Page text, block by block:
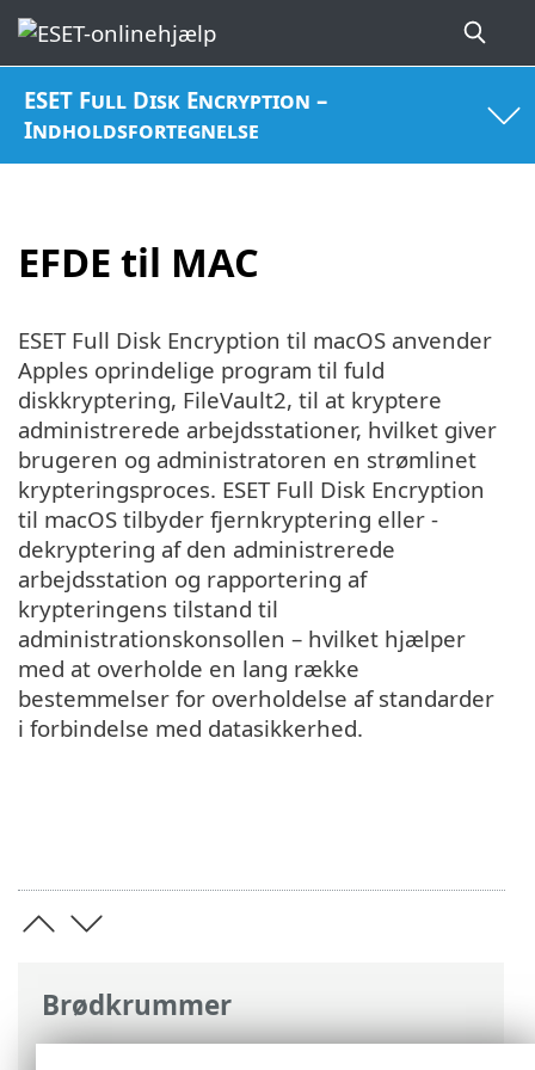
ESET Full Disk Encryption –
Indholdsfortegnelse
EFDE til MAC
Brødkrummer
ESET-onlinehjælp>ESET Full Disk
ESET Full Disk Encryption til macOS anvender
Apples oprindelige program til fuld
diskkryptering, FileVault2, til at kryptere
administrerede arbejdsstationer, hvilket giver
brugeren og administratoren en strømlinet
krypteringsproces. ESET Full Disk Encryption
til macOS tilbyder fjernkryptering eller -
dekryptering af den administrerede
arbejdsstation og rapportering af
krypteringens tilstand til
administrationskonsollen – hvilket hjælper
med at overholde en lang række
bestemmelser for overholdelse af standarder
i forbindelse med datasikkerhed.